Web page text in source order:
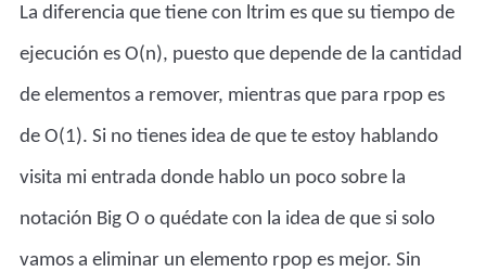
La diferencia que tiene con ltrim es que su tiempo de
ejecución es O(n), puesto que depende de la cantidad
de elementos a remover, mientras que para rpop es
de O(1). Si no tienes idea de que te estoy hablando
visita mi entrada donde hablo un poco sobre la
notación Big O o quédate con la idea de que si solo
vamos a eliminar un elemento rpop es mejor. Sin